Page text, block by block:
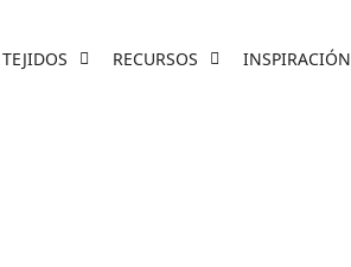
TEJIDOS RECURSOS INSPIRACIÓN